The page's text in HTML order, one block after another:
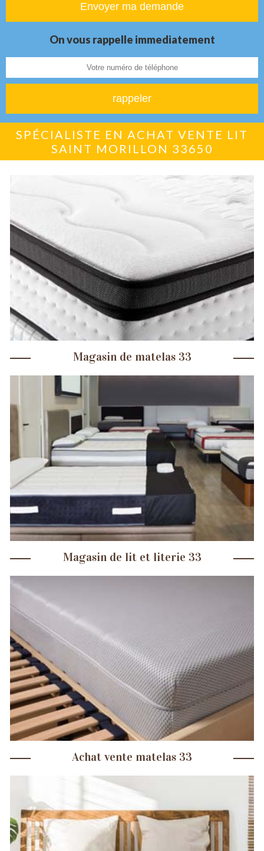
On vous rappelle immediatement
SPÉCIALISTE EN ACHAT VENTE LIT
SAINT MORILLON 33650
Magasin de matelas 33
Magasin de lit et literie 33
Achat vente matelas 33